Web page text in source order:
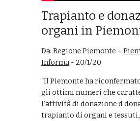
Trapianto e
organi in
Da: Regione Piemonte –
Informa - 20/1/20
“Il Piemonte ha
gli ottimi numeri che
l’attività di donazione d
trapianto di organi e tessuti,